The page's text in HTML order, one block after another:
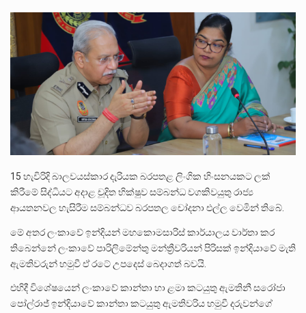
15 හැවිරිදි බාලවයස්කාර දැරියක බරපතළ ලිංගික හිංසනයකට ලක්
කිරීමේ සිද්ධියට අදාළ චූදිත භික්ෂුව සම්බන්ධ වගකිවයුතු රාජ්‍ය
ආයතනවල හැසිරීම සම්බන්ධව බරපතල චෝදනා එල්ල වෙමින් තිබේ.
මේ අතර ලංකාවේ ඉන්දියන් මහකොමසාරිස් කාර්යාලය වාර්තා කර
තිබෙන්නේ ලංකාවේ පාරිලිමේන්තු මන්ත්‍රීවරියන් පිරිසක් ඉන්දියාවේ මැති
ඇමතිවරුන් හමුවී ඒ රටේ උපදෙස් බෙදාගත් බවයි.
එහිදී විශේෂයෙන් ලංකාවේ කාන්තා හා ළමා කටයුතු ඇමතිනී සරෝජා
පෝල්රාජ් ඉන්දියාවේ කාන්තා කටයුතු ඇමතිවරිය හමුවී දරුවන්ගේ